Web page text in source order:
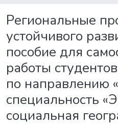
Региональные
устойчивого
пособие для
работы
по направлению
специальность
социальная